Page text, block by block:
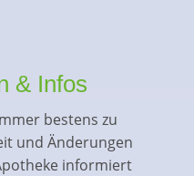
& Infos
bestens zu
und Änderungen
informiert